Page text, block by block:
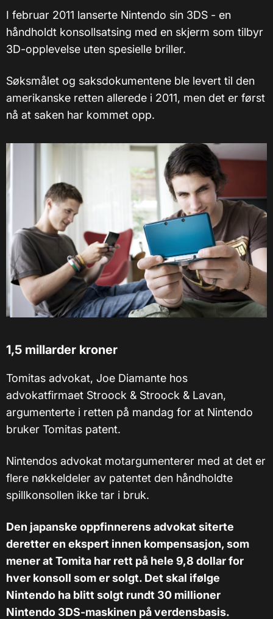
I februar 2011 lanserte Nintendo sin 3DS - en
håndholdt konsollsatsing med en skjerm som tilbyr
3D-opplevelse uten spesielle briller.
Søksmålet og saksdokumentene ble levert til den
amerikanske retten allerede i 2011, men det er først
nå at saken har kommet opp.
1,5 millarder kroner
Tomitas advokat, Joe Diamante hos
advokatfirmaet Stroock & Stroock & Lavan,
argumenterte i retten på mandag for at Nintendo
bruker Tomitas patent.
Nintendos advokat motargumenterer med at det er
flere nøkkeldeler av patentet den håndholdte
spillkonsollen ikke tar i bruk.
Den japanske oppfinnerens advokat siterte
deretter en ekspert innen kompensasjon, som
mener at Tomita har rett på hele 9,8 dollar for
hver konsoll som er solgt. Det skal ifølge
Nintendo ha blitt solgt rundt 30 millioner
Nintendo 3DS-maskinen på verdensbasis.